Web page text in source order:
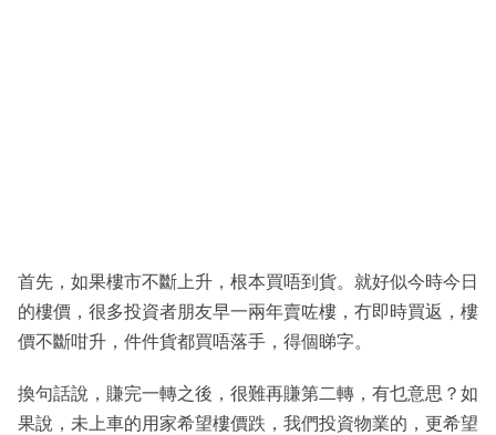
首先，如果樓市不斷上升，根本買唔到貨。就好似今時今日
的樓價，很多投資者朋友早一兩年賣咗樓，冇即時買返，樓
價不斷咁升，件件貨都買唔落手，得個睇字。
換句話說，賺完一轉之後，很難再賺第二轉，有乜意思？如
果說，未上車的用家希望樓價跌，我們投資物業的，更希望